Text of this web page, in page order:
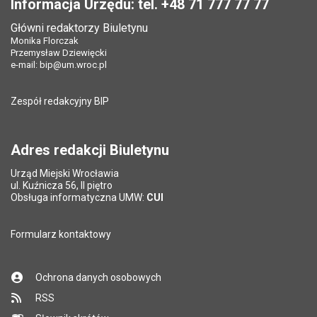
Data opublikowania:
13.03.2026 07:18
Liczba pobrań:
Liczba wyświetleń:
Tytuł e-mailaPole wymagane
*
Adres e-mail znajomego
Pytanie antyspamowe
*
Pole wymagane
Informacja Urzędu: tel. +48 71 777 77 77
Główni redaktorzy Biuletynu
Monika Florczak
Przemysław Dziewięcki
e-mail: bip@um.wroc.pl
Zespół redakcyjny BIP
Adres redakcji Biuletynu
Urząd Miejski Wrocławia
ul. Kuźnicza 56, II piętro
Obsługa informatyczna UMW: CUI
Formularz kontaktowy
Ochrona danych osobowych
RSS